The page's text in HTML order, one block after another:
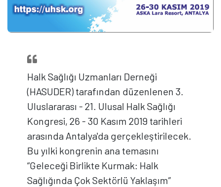
Halk Sağlığı Uzmanları Derneği
(HASUDER) tarafından düzenlenen 3.
Uluslararası - 21. Ulusal Halk Sağlığı
Kongresi, 26 - 30 Kasım 2019 tarihleri
arasında Antalya'da gerçekleştirilecek.
Bu yılki kongrenin ana temasını
“Geleceği Birlikte Kurmak: Halk
Sağlığında Çok Sektörlü Yaklaşım”